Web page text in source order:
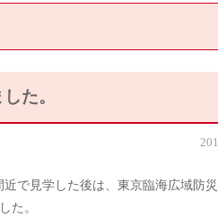
た。
で見学した後は、東京臨海広域防
た。